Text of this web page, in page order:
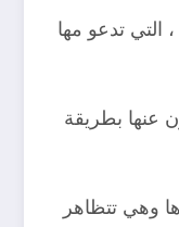
التي تدعو مها
عنها بطريقة
وهي تتظاهر